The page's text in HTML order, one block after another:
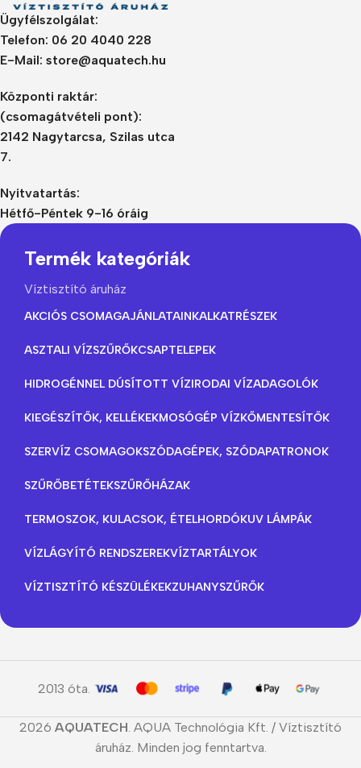
Ügyfélszolgálat:
Telefon: 06 20 4040 228
E-Mail: store@aquatech.hu
Központi raktár:
(csomagátvételi pont):
2142 Nagytarcsa, Szilas utca
7.
Nyitvatartás:
Hétfő-Péntek 9-16 óráig
Termék kategóriák
Víztisztító áruház
AKCIÓS CSOMAGAJÁNLATAINKALKATRÉSZEK
ASZTALI VÍZSZŰRŐKCSAPTELEPEK
HIDROGÉNNEL DÚSÍTOTT VÍZIRODAI VÍZADAGOLÓK
KIEGÉSZÍTŐK, KELLÉKEKMOSÓGÉP VÍZKŐMENTESÍTŐK
SZERVÍZ CSOMAGOKSZÓDAGÉPEK, SZÓDAPATRONOK
SZŰRŐBETÉTEKSZŰRŐHÁZAK
TERMOSZOK, KULACSOK, ÉTELHORDÓKUV LÁMPÁK
VÍZLÁGYÍTÓ RENDSZEREKVÍZTARTÁLYOK
VÍZTISZTÍTÓ KÉSZÜLÉKEKZUHANYSZŰRŐK
2013 óta.
2026 AQUATECH. AQUA Technológia Kft. / Víztisztító
áruház. Minden jog fenntartva.